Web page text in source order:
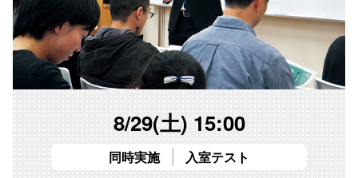
8/29(土) 15:00
同時実施 入室テスト